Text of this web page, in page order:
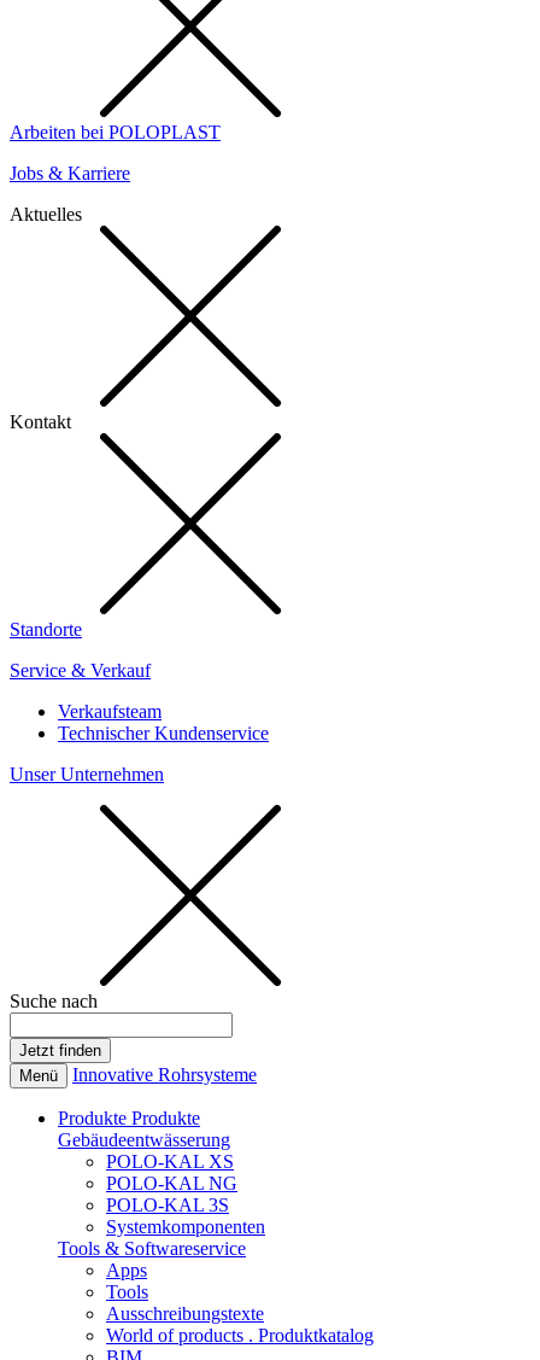
Arbeiten bei POLOPLAST
Jobs & Karriere
Aktuelles
Kontakt
Standorte
Service & Verkauf
Verkaufsteam
Technischer Kundenservice
Unser Unternehmen
Suche nach
Menü Innovative Rohrsysteme
Produkte Produkte
Gebäudeentwässerung
POLO-KAL XS
POLO-KAL NG
POLO-KAL 3S
Systemkomponenten
Tools & Softwareservice
Apps
Tools
Ausschreibungstexte
World of products . Produktkatalog